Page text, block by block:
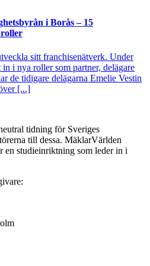
i Borås – 15
sitt franchisenätverk. Under
i nya roller som partner, delägare
de tidigare delägarna Emelie Vestin
[...]
tidning för Sveriges
till dessa. MäklarVärlden
en studieinriktning som leder in i